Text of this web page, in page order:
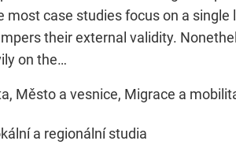
most case studies focus on a
their external validity.
on the…
Město a vesnice, Migrace a
a regionální studia